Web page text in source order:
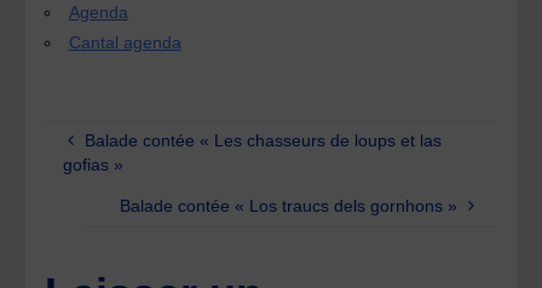
Agenda
Cantal agenda
Balade contée « Les chasseurs de loups et las
gofias »
Balade contée « Los traucs dels gornhons »